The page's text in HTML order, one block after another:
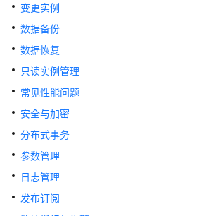
快
速
入
门
内
核
介
绍
用
户
指
变更实例
数据备份
数据恢复
只读实例管理
常见性能问题
安全与加密
分布式事务
参数管理
日志管理
发布订阅